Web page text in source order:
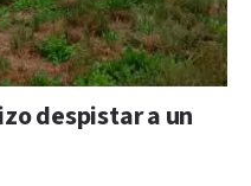
despistar a un